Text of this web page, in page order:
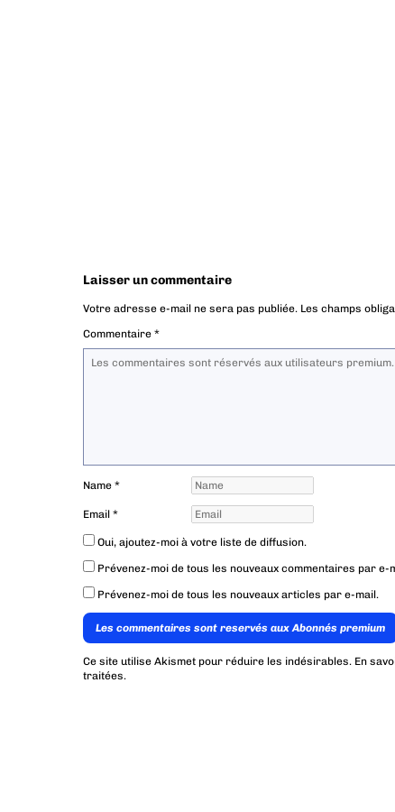
Laisser un commentaire
Votre adresse e-mail ne sera pas publiée. Les champs
Commentaire *
Name *
Email *
Oui, ajoutez-moi à votre liste de diffusion.
Prévenez-moi de tous les nouveaux commentaires par e-
Prévenez-moi de tous les nouveaux articles par e-mail.
Les commentaires sont reservés aux Abonnés premium
Ce site utilise Akismet pour réduire les indésirables. En
traitées.